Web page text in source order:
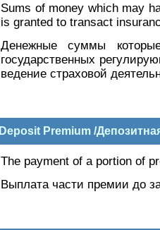
Sums of money which may
is granted to transact
Денежные суммы
государственных
ведение страховой
Deposit Premium /
The payment of a portion of
Выплата части премии до